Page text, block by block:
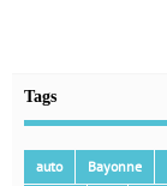
Tags
auto Bayonne